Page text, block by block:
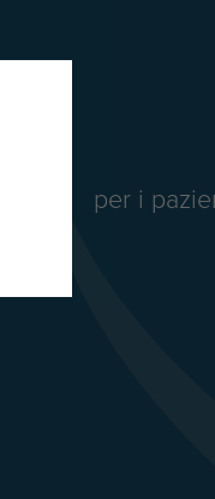
per i